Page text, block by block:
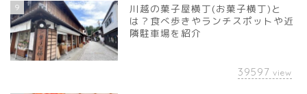
9
川越の菓子屋横丁(お菓子横丁)と
は？食べ歩きやランチスポットや近
隣駐車場を紹介
39597 view